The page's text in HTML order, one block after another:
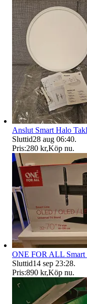
Anslut Smart Halo
Sluttid28 aug 06:40.
Pris:280 kr,Köp nu.
ONE FOR ALL Smart
Sluttid14 sep 23:28.
Pris:890 kr,Köp nu.